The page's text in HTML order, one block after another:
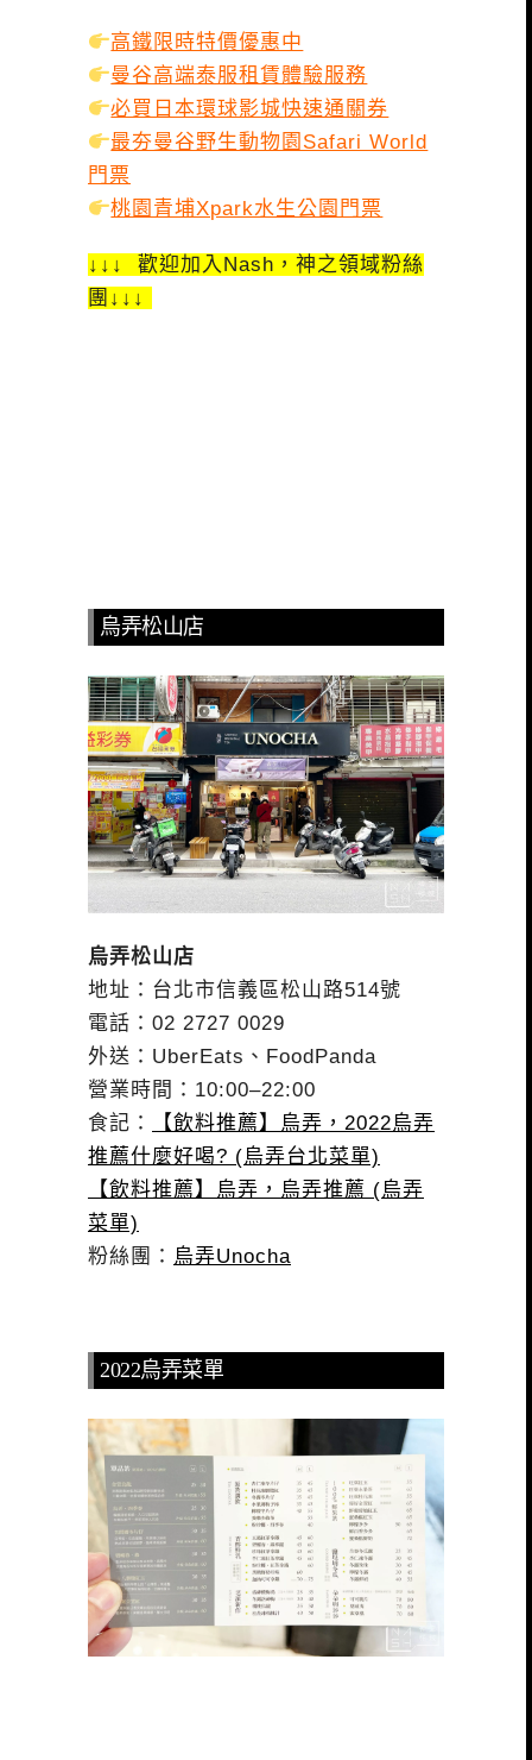
高鐵限時特價優惠中
曼谷高端泰服租賃體驗服務
必買日本環球影城快速通關券
最夯曼谷野生動物園Safari World
門票
桃園青埔Xpark水生公園門票
↓↓↓ 歡迎加入Nash，神之領域粉絲
團↓↓↓
烏弄松山店
烏弄松山店
地址：台北市信義區松山路514號
電話：02 2727 0029
外送：UberEats、FoodPanda
營業時間：10:00–22:00
食記：
【飲料推薦】烏弄，2022烏弄
推薦什麼好喝? (烏弄台北菜單)
【飲料推薦】烏弄，烏弄推薦 (烏弄
菜單)
粉絲團： 烏弄Unocha
2022烏弄菜單